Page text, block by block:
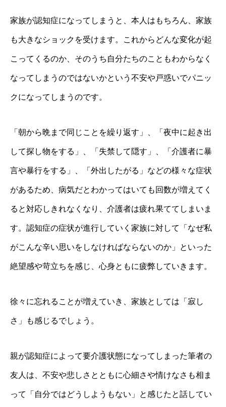
家族が認知症になってしまうと、本人はもちろん、家族
も大きなショックを受けます。これからどんな変化が起
こってくるのか、そのうち自分たちのこともわからなく
なってしまうのではないかという不安や戸惑いでパニッ
クになってしまうのです。
「朝から晩まで同じことを繰り返す」、「夜中に起き出
して探し物をする」、「失禁して隠す」、「介護者に暴
言や暴行をする」、「外出したがる」などの様々な症状
があるため、病気だとわかってはいても回数が増えてく
ると対応しきれなくなり、介護者は疲れ果ててしまいま
す。認知症の症状が進行していく家族に対して「なぜ私
がこんな辛い思いをしなければならないのか」といった
絶望感や苛立ちを感じ、心身ともに疲弊していきます。
徐々に忘れることが増えていき、家族としては「寂し
さ」も感じるでしょう。
親が認知症によって要介護状態になってしまった筆者の
友人は、不安や悲しさとともに心細さや情けなさも相ま
って「自分ではどうしようもない」と感じたと話してい